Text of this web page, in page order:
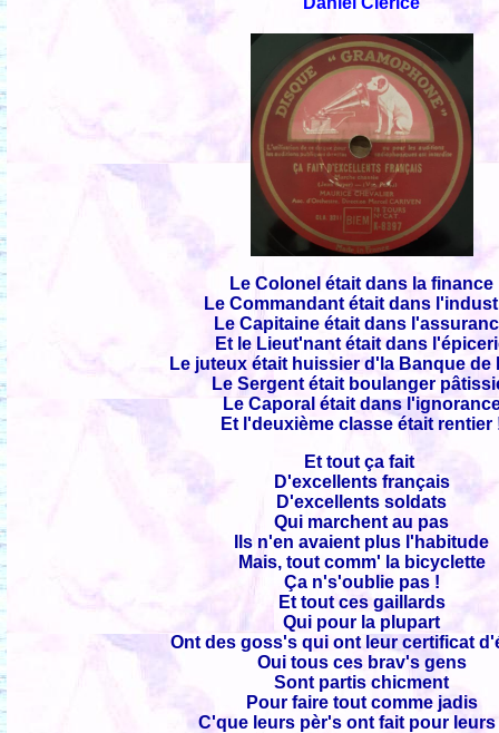
Le Colonel était dans la finance
Le Commandant était dans
Le Capitaine était dans
Et le Lieut'nant était dans
Le juteux était huissier d'la Banque de
Le Sergent était boulanger
Le Caporal était dans
Et l'deuxième classe était rentier
Et tout ça fait
D'excellents français
D'excellents soldats
Qui marchent au pas
Ils n'en avaient plus l'habitude
Mais, tout comm' la bicyclette
Ça n's'oublie pas !
Et tout ces gaillards
Qui pour la plupart
Ont des goss's qui ont leur certificat
Oui tous ces brav's gens
Sont partis chicment
Pour faire tout comme jadis
C'que leurs pèr's ont fait pour